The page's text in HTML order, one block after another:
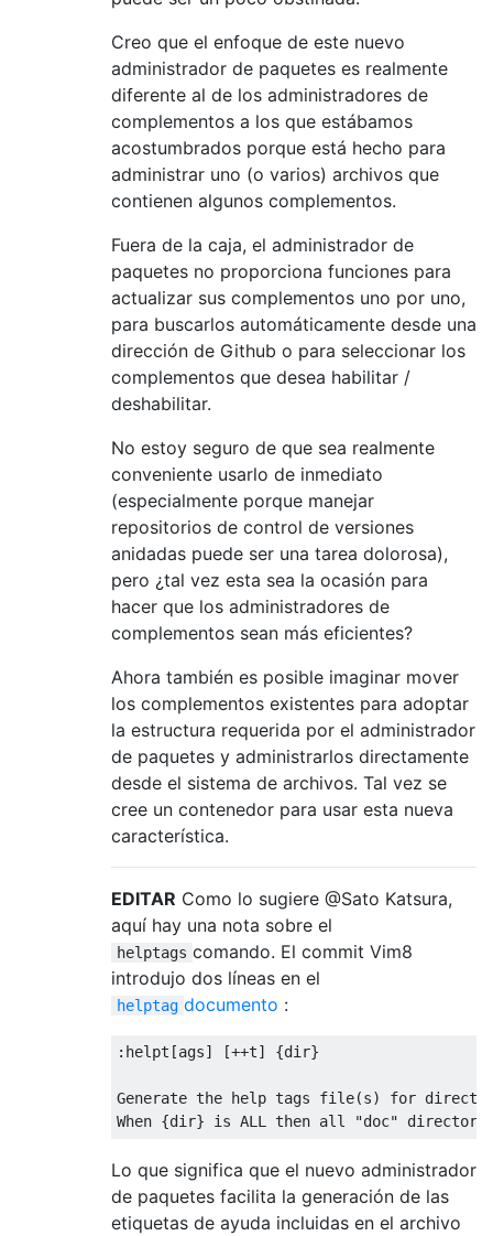
Creo que el enfoque de este nuevo
administrador de paquetes es realmente
diferente al de los administradores de
complementos a los que estábamos
acostumbrados porque está hecho para
administrar uno (o varios) archivos que
contienen algunos complementos.
Fuera de la caja, el administrador de
paquetes no proporciona funciones para
actualizar sus complementos uno por uno,
para buscarlos automáticamente desde una
dirección de Github o para seleccionar los
complementos que desea habilitar /
deshabilitar.
No estoy seguro de que sea realmente
conveniente usarlo de inmediato
(especialmente porque manejar
repositorios de control de versiones
anidadas puede ser una tarea dolorosa),
pero ¿tal vez esta sea la ocasión para
hacer que los administradores de
complementos sean más eficientes?
Ahora también es posible imaginar mover
los complementos existentes para adoptar
la estructura requerida por el administrador
de paquetes y administrarlos directamente
desde el sistema de archivos. Tal vez se
cree un contenedor para usar esta nueva
característica.
EDITAR Como lo sugiere @Sato Katsura,
aquí hay una nota sobre el
helptags comando. El commit Vim8
introdujo dos líneas en el
helptag documento :
:helpt[ags] [++t] {dir}
Generate the help tags file(s) for
Lo que significa que el nuevo administrador
de paquetes facilita la generación de las
etiquetas de ayuda incluidas en el archivo